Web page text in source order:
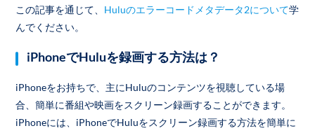
この記事を通じて、 Huluのエラーコードメタデータ2について学
んでください。
iPhoneでHuluを録画する方法は？
iPhoneをお持ちで、主にHuluのコンテンツを視聴している場
合、簡単に番組や映画をスクリーン録画することができます。
iPhoneには、iPhoneでHuluをスクリーン録画する方法を簡単に